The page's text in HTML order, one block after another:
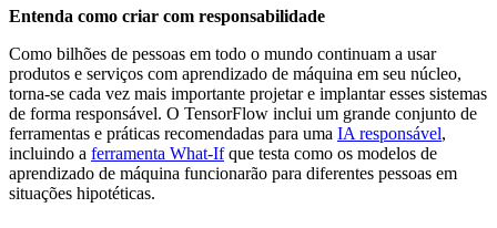
Entenda como criar com responsabilidade
Como bilhões de pessoas em todo o mundo continuam a usar
produtos e serviços com aprendizado de máquina em seu núcleo,
torna-se cada vez mais importante projetar e implantar esses sistemas
de forma responsável. O TensorFlow inclui um grande conjunto de
ferramentas e práticas recomendadas para uma IA responsável,
incluindo a ferramenta What-Ifque testa como os modelos de
aprendizado de máquina funcionarão para diferentes pessoas em
situações hipotéticas.